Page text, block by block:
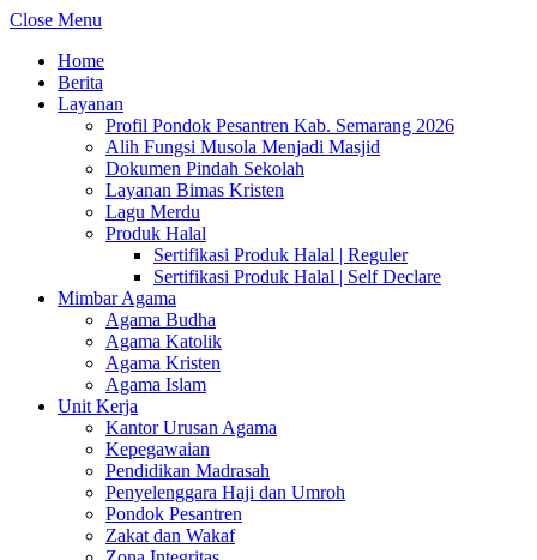
Close Menu
Home
Berita
Layanan
Profil Pondok Pesantren Kab. Semarang 2026
Alih Fungsi Musola Menjadi Masjid
Dokumen Pindah Sekolah
Layanan Bimas Kristen
Lagu Merdu
Produk Halal
Sertifikasi Produk Halal | Reguler
Sertifikasi Produk Halal | Self Declare
Mimbar Agama
Agama Budha
Agama Katolik
Agama Kristen
Agama Islam
Unit Kerja
Kantor Urusan Agama
Kepegawaian
Pendidikan Madrasah
Penyelenggara Haji dan Umroh
Pondok Pesantren
Zakat dan Wakaf